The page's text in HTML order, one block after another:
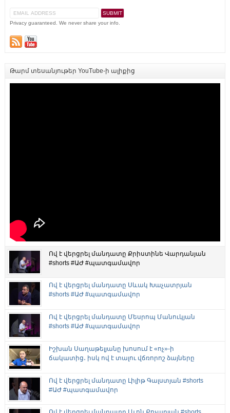
Privacy guaranteed. We never share your info.
Թարմ տեսանյութեր YouTube-ի ալիքից
Ով է վերցրել մանդատը Քրիստինե Վարդանյան
#shorts #ԱԺ #պատգամավոր
Ով է վերցրել մանդատը Սևակ Խաչատրյան
#shorts #ԱԺ #պատգամավոր
Ով է վերցրել մանդատը Մեսրոպ Մանուկյան
#shorts #ԱԺ #պատգամավոր
Իշխան Սաղաթելյանը խոսում է «ոչ»-ի
ճակատից․ իսկ ով է տալու վճռորոշ ձայները
Ով է վերցրել մանդատը Լիլիթ Գալստյան #shorts
#ԱԺ #պատգամավոր